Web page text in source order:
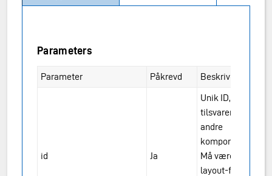
Parameters
Parameter Påkrevd Beskrivelse
id Ja
Unik ID,
tilsvarer ID på
andre
komponenter.
Må være unik i
layout-filen, og